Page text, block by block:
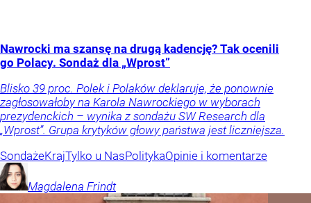
Nawrocki ma szansę na drugą kadencję? Tak ocenili
go Polacy. Sondaż dla „Wprost”
Blisko 39 proc. Polek i Polaków deklaruje, że ponownie
zagłosowałoby na Karola Nawrockiego w wyborach
prezydenckich – wynika z sondażu SW Research dla
„Wprost”. Grupa krytyków głowy państwa jest liczniejsza.
SondażeKrajTylko u NasPolitykaOpinie i komentarze
Magdalena Frindt